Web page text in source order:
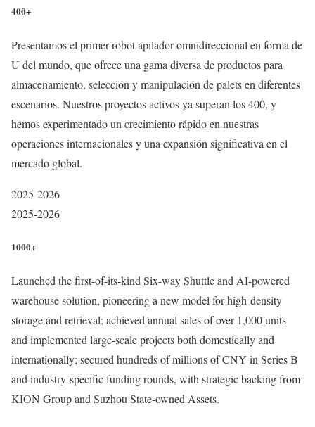
400+
Presentamos el primer robot apilador omnidireccional en forma de
U del mundo, que ofrece una gama diversa de productos para
almacenamiento, selección y manipulación de palets en diferentes
escenarios. Nuestros proyectos activos ya superan los 400, y
hemos experimentado un crecimiento rápido en nuestras
operaciones internacionales y una expansión significativa en el
mercado global.
2025-2026
2025-2026
1000+
Launched the first-of-its-kind Six-way Shuttle and AI-powered
warehouse solution, pioneering a new model for high-density
storage and retrieval; achieved annual sales of over 1,000 units
and implemented large-scale projects both domestically and
internationally; secured hundreds of millions of CNY in Series B
and industry-specific funding rounds, with strategic backing from
KION Group and Suzhou State-owned Assets.